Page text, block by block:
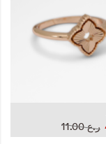
ر.ع 11.00